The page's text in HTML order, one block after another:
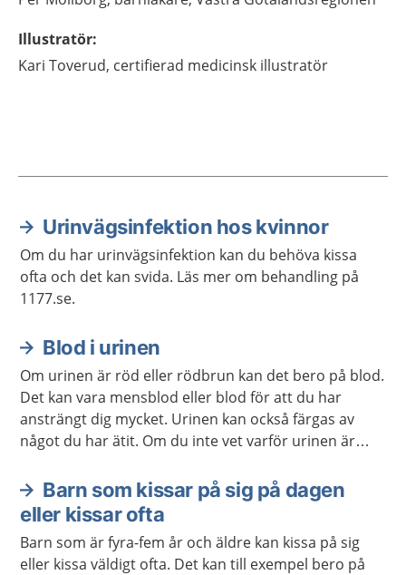
Illustratör:
Kari Toverud, certifierad medicinsk illustratör
Aktuella artiklar
Urinvägsinfektion hos kvinnor
Om du har urinvägsinfektion kan du behöva kissa
ofta och det kan svida. Läs mer om behandling på
1177.se.
Blod i urinen
Om urinen är röd eller rödbrun kan det bero på blod.
Det kan vara mensblod eller blod för att du har
ansträngt dig mycket. Urinen kan också färgas av
något du har ätit. Om du inte vet varför urinen är
blod i urinen när du lämnar ett urinprov.
Barn som kissar på sig på dagen
eller kissar ofta
Barn som är fyra-fem år och äldre kan kissa på sig
eller kissa väldigt ofta. Det kan till exempel bero på